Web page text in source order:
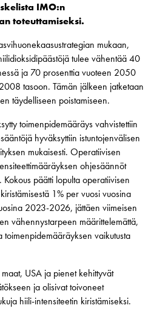
IMO:n
toteuttamiseksi.
mukaan,
tulee vähentää 40
ja 70 prosenttia vuoteen 2050
tasoon. Tämän jälkeen jatketaan
täydelliseen poistamiseen.
toimenpidemääräys vahvistettiin
hyväksyttiin istuntojenvälisen
mukaisesti. Operatiivisen
ohjesäännöt
Kokous päätti lopulta operatiivisen
1% per vuosi vuosina
2023-2026, jättäen viimeisen
vähennystarpeen määrittelemättä,
vaikutusta
USA ja pienet kehittyvät
ja olisivat toivoneet
hiili-intensiteetin kiristämiseksi.